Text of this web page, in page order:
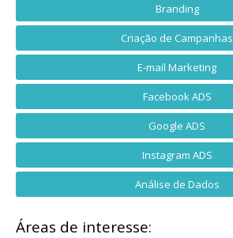
Branding
Criação de Campanhas
E-mail Marketing
Facebook ADS
Google ADS
Instagram ADS
Análise de Dados
Áreas de interesse: